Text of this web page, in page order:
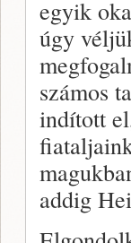
egyik
úgy
számos
indított
addig